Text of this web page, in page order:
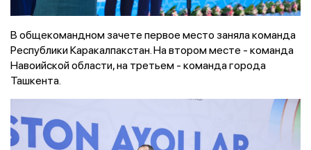
В общекомандном зачете первое место заняла команда
Республики Каракалпакстан. На втором месте - команда
Навоийской области, на третьем - команда города
Ташкента.